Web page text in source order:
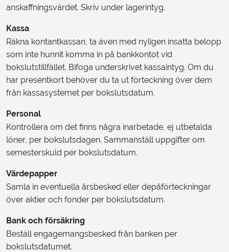
anskaffningsvärdet. Skriv under lagerintyg.
Kassa
Räkna kontantkassan, ta även med nyligen insatta belopp
som inte hunnit komma in på bankkontot vid
bokslutstillfället. Bifoga underskrivet kassaintyg. Om du
har presentkort behöver du ta ut förteckning över dem
från kassasystemet per bokslutsdatum.
Personal
Kontrollera om det finns några inarbetade, ej utbetalda
löner, per bokslutsdagen. Sammanställ uppgifter om
semesterskuld per bokslutsdatum.
Värdepapper
Samla in eventuella årsbesked eller depåförteckningar
över aktier och fonder per bokslutsdatum.
Bank och försäkring
Beställ engagemangsbesked från banken per
bokslutsdatumet.